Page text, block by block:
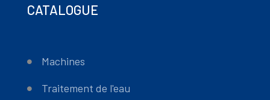
CATALOGUE
Machines
Traitement de l'eau